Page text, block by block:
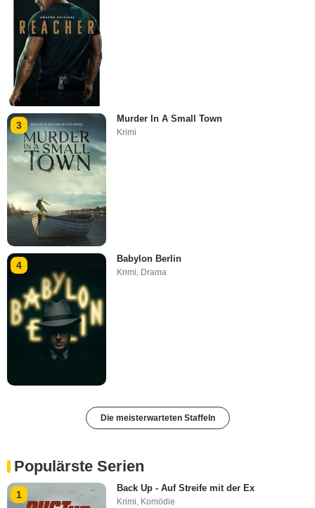
3
Murder In A Small Town
Krimi
4
Babylon Berlin
Krimi Drama
Die meisterwarteten Staffeln
Populärste Serien
1
Back Up - Auf Streife mit der Ex
Krimi, Komödie